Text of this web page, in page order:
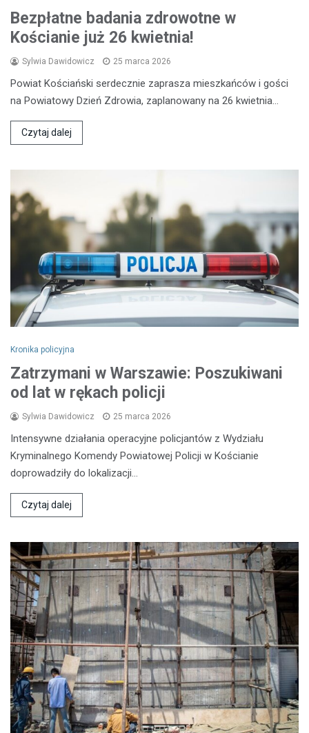
Bezpłatne badania zdrowotne w
Kościanie już 26 kwietnia!
Sylwia Dawidowicz 25 marca 2026
Powiat Kościański serdecznie zaprasza mieszkańców i gości
na Powiatowy Dzień Zdrowia, zaplanowany na 26 kwietnia…
Czytaj dalej
Kronika policyjna
Zatrzymani w Warszawie: Poszukiwani
od lat w rękach policji
Sylwia Dawidowicz 25 marca 2026
Intensywne działania operacyjne policjantów z Wydziału
Kryminalnego Komendy Powiatowej Policji w Kościanie
doprowadziły do lokalizacji…
Czytaj dalej